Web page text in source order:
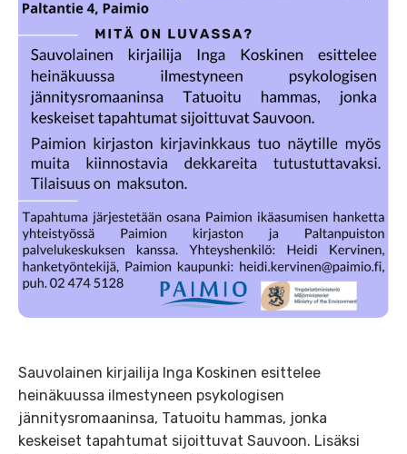
Sauvolainen kirjailija Inga Koskinen esittelee
heinäkuussa ilmestyneen psykologisen
jännitysromaaninsa, Tatuoitu hammas, jonka
keskeiset tapahtumat sijoittuvat Sauvoon. Lisäksi